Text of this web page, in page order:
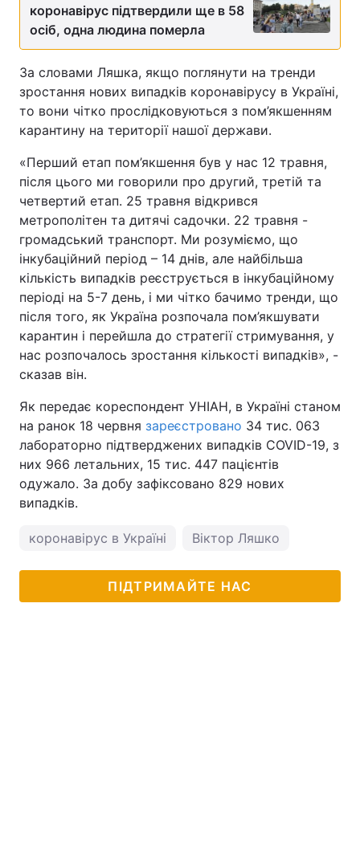
коронавірус підтвердили ще в 58
осіб, одна людина померла
За словами Ляшка, якщо поглянути на тренди
зростання нових випадків коронавірусу в Україні,
то вони чітко прослідковуються з пом’якшенням
карантину на території нашої держави.
«Перший етап пом’якшення був у нас 12 травня,
після цього ми говорили про другий, третій та
четвертий етап. 25 травня відкрився
метрополітен та дитячі садочки. 22 травня -
громадський транспорт. Ми розуміємо, що
інкубаційний період – 14 днів, але найбільша
кількість випадків реєструється в інкубаційному
періоді на 5-7 день, і ми чітко бачимо тренди, що
після того, як Україна розпочала пом’якшувати
карантин і перейшла до стратегії стримування, у
нас розпочалось зростання кількості випадків», -
сказав він.
Як передає кореспондент УНІАН, в Україні станом
на ранок 18 червня зареєстровано 34 тис. 063
лабораторно підтверджених випадків COVID-19, з
них 966 летальних, 15 тис. 447 пацієнтів
одужало. За добу зафіксовано 829 нових
випадків.
коронавірус в Україні Віктор Ляшко
ПІДТРИМАЙТЕ НАС